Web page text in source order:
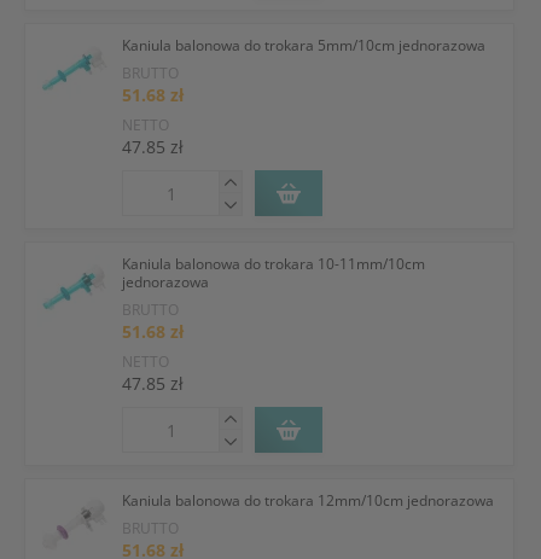
Kaniula balonowa do trokara 5mm/10cm jednorazowa
BRUTTO
51.68 zł
NETTO
47.85 zł
Kaniula balonowa do trokara 10-11mm/10cm
jednorazowa
BRUTTO
51.68 zł
NETTO
47.85 zł
Kaniula balonowa do trokara 12mm/10cm jednorazowa
BRUTTO
51.68 zł